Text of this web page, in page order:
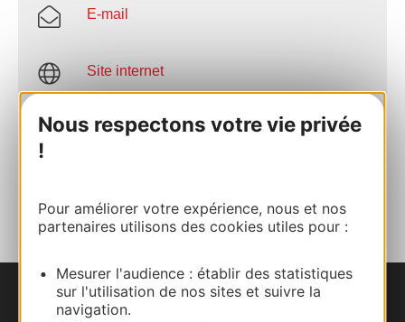
Nous respectons votre vie privée
!
Pour améliorer votre expérience, nous et nos
partenaires utilisons des cookies utiles pour :
Mesurer l'audience : établir des statistiques
sur l'utilisation de nos sites et suivre la
navigation.
E-mail
Site internet
Facebook
Nous contacter